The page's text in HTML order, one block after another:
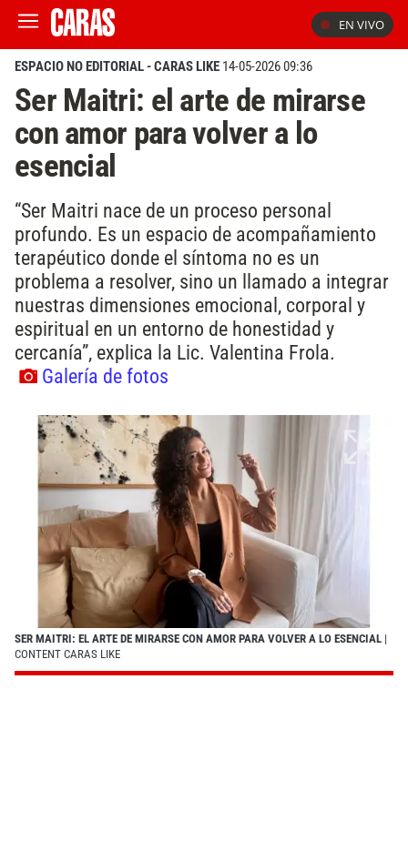
EN VIVO
ESPACIO NO EDITORIAL - CARAS LIKE 14-05-2026 09:36
Ser Maitri: el arte de mirarse
con amor para volver a lo
esencial
“Ser Maitri nace de un proceso personal
profundo. Es un espacio de acompañamiento
terapéutico donde el síntoma no es un
problema a resolver, sino un llamado a integrar
nuestras dimensiones emocional, corporal y
espiritual en un entorno de honestidad y
cercanía”, explica la Lic. Valentina Frola.
Galería de fotos
SER MAITRI: EL ARTE DE MIRARSE CON AMOR PARA VOLVER A LO ESENCIAL |
CONTENT CARAS LIKE